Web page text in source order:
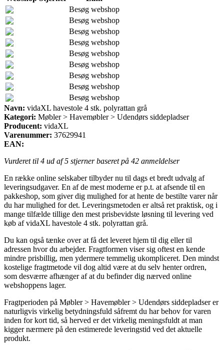
Besøg webshop
Besøg webshop
Besøg webshop
Besøg webshop
Besøg webshop
Besøg webshop
Besøg webshop
Besøg webshop
Besøg webshop
Navn: vidaXL havestole 4 stk. polyrattan grå
Kategori: Møbler > Havemøbler > Udendørs siddepladser
Producent: vidaXL
Varenummer: 37629941
EAN:
Vurderet til 4 ud af 5 stjerner baseret på 42 anmeldelser
En række online selskaber tilbyder nu til dags et bredt udvalg af
leveringsudgaver. En af de mest moderne er p.t. at afsende til en
pakkeshop, som giver dig mulighed for at hente de bestilte varer når
du har mulighed for det. Leveringsmetoden er altså ret praktisk, og i
mange tilfælde tillige den mest prisbevidste løsning til levering ved
køb af vidaXL havestole 4 stk. polyrattan grå.
Du kan også tænke over at få det leveret hjem til dig eller til
adressen hvor du arbejder. Fragtformen viser sig oftest en kende
mindre prisbillig, men ydermere temmelig ukompliceret. Den mindst
kostelige fragtmetode vil dog altid være at du selv henter ordren,
som desværre afhænger af at du befinder dig nærved online
webshoppens lager.
Fragtperioden på Møbler > Havemøbler > Udendørs siddepladser er
naturligvis virkelig betydningsfuld såfremt du har behov for varen
inden for kort tid, så herved er det virkelig meningsfuldt at man
kigger nærmere på den estimerede leveringstid ved det aktuelle
produkt.